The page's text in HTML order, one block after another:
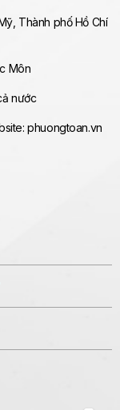
Thành phố Hồ Chí
Môn
nước
phuongtoan.vn